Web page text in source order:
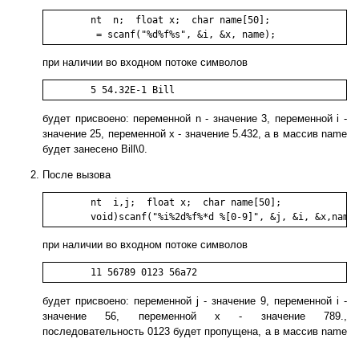
при наличии во входном потоке символов
будет присвоено: переменной n - значение 3, переменной i -
значение 25, переменной x - значение 5.432, а в массив name
будет занесено Bill\0.
После вызова
при наличии во входном потоке символов
будет присвоено: переменной j - значение 9, переменной i -
значение 56, переменной x - значение 789.,
последовательность 0123 будет пропущена, а в массив name